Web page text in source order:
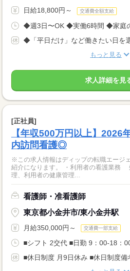
日給18,800円～ 交通費全額支給
◆週3日〜OK ◆実働6時間 ◆家庭
◆「平日だけ」など働きたい日を
もっと見る
求人詳細を見
[正社員]
【年収500万円以上】2026
内訪問看護◎
※この求人情報はディップの転職エージ
紹介になります。 ・利用者の看護業務
理、利用者の健康管理...
看護師・准看護師
東京都小金井市/東小金井駅
月給350,000円～ 交通費一部支給
■シフト 2交代 ■日勤 9：00-18：
■休日制度 月9日休み ■休日制度備